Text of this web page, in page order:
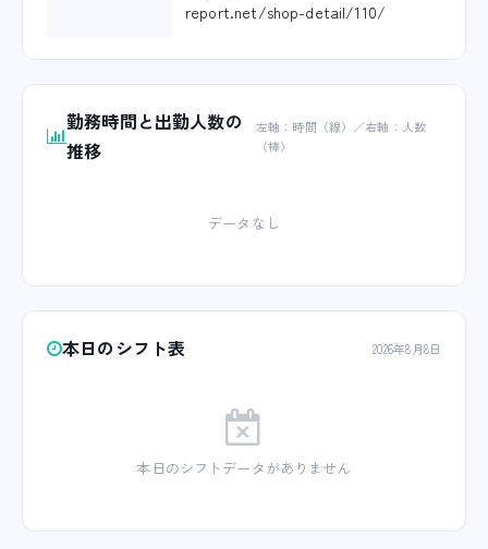
report.net/shop-detail/110/
勤務時間と出勤人数の
推移
左軸：時間（線）／右軸：人数
（棒）
データなし
本日のシフト表 2026年8月8日
本日のシフトデータがありません